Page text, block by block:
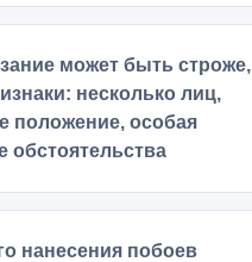
может быть строже,
несколько лиц,
положение, особая
обстоятельства
нанесения побоев